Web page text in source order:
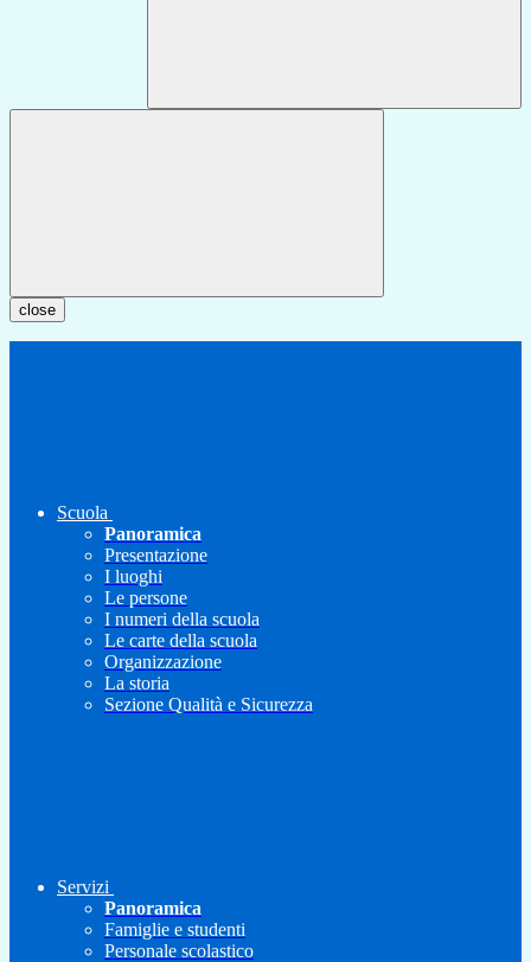
close
Scuola
Panoramica
Presentazione
I luoghi
Le persone
I numeri della scuola
Le carte della scuola
Organizzazione
La storia
Sezione Qualità e Sicurezza
Servizi
Panoramica
Famiglie e studenti
Personale scolastico